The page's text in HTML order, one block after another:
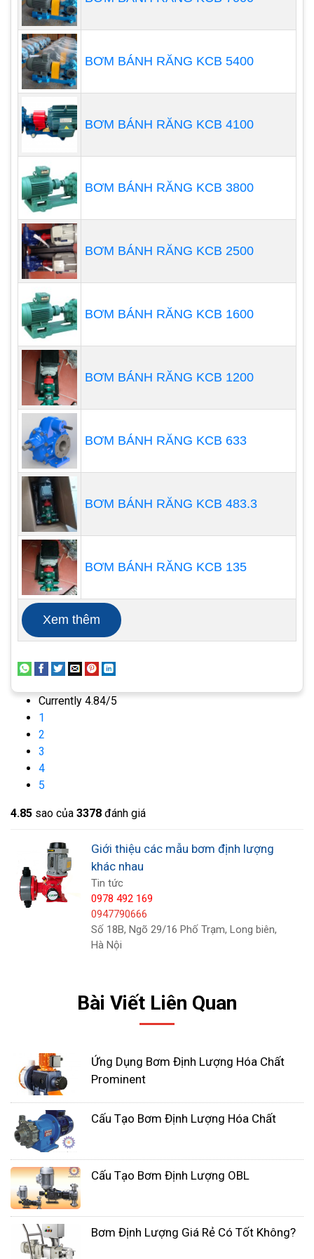
thủy lực là ổn định, được duy trì bởi chức năng của
ba van.
Van quá tải tự động loại bỏ khí từ dầu thủy lực vào
khoang thủy lực để đảm bảo hoạt động ổn định và
ngăn van quá tải tự động mở khi có quá nhiều dầu
thủy lực hoặc đường ống xả bị tắc, để đạt được
mục đích của việc bảo vệ.
Hệ thống bù giới hạn dựa vào việc mở van giới hạn
do màng thủy lực điều khiển và cung cấp dầu kịp
thời theo độ chân không trong khoang thủy lực, để
là đầy.
2. Sơ lược về màng ngăn bơm định lượng
điện từ
Với sự hỗ trợ của thanh đẩy điện từ, bơm định
lượng điện từ sẽ truyền động cơ màng chuyển
BƠM BÁNH RĂNG KCB 5400
BƠM BÁNH RĂNG KCB 4100
BƠM BÁNH RĂNG KCB 3800
BƠM BÁNH RĂNG KCB 2500
BƠM BÁNH RĂNG KCB 1600
BƠM BÁNH RĂNG KCB 1200
BƠM BÁNH RĂNG KCB 633
BƠM BÁNH RĂNG KCB 483.3
BƠM BÁNH RĂNG KCB 135
Xem thêm
Currently 4.84/5
1
2
3
4
5
4.85 sao của 3378 đánh giá
Giới thiệu các mẫu bơm định lượng
khác nhau
Tin tức
0978 492 169
0947790666
Số 18B, Ngõ 29/16 Phố Trạm, Long biên,
Hà Nội
Bài Viết Liên Quan
Ứng Dụng Bơm Định Lượng Hóa Chất
Prominent
Cấu Tạo Bơm Định Lượng Hóa Chất
Cấu Tạo Bơm Định Lượng OBL
Bơm Định Lượng Giá Rẻ Có Tốt Không?